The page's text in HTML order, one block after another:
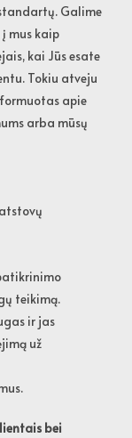
Galime
mus kaip
kai Jūs esate
Tokiu atveju
apie
arba mūsų
teikimą.
ir jas
už
bei